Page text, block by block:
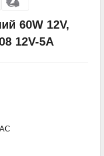
60W 12V,
12V-5A